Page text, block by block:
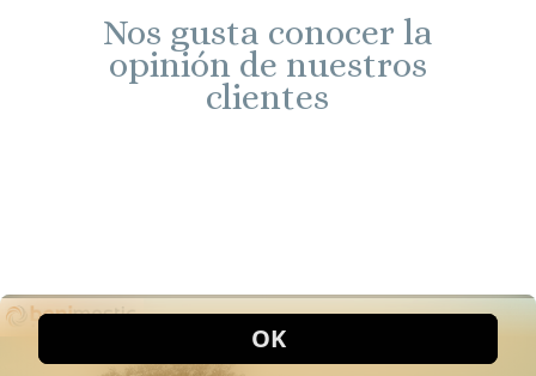
Nos gusta conocer la
opinión de nuestros
clientes